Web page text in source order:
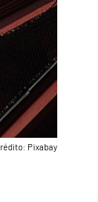
Pixabay